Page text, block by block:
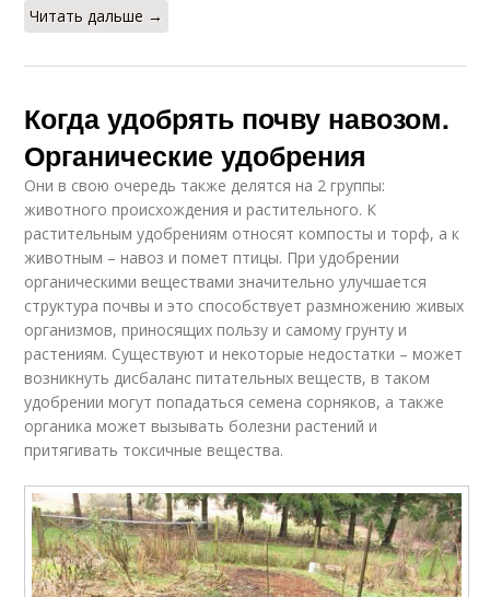
Читать дальше →
Когда удобрять почву навозом.
Органические удобрения
Они в свою очередь также делятся на 2 группы:
животного происхождения и растительного. К
растительным удобрениям относят компосты и торф, а к
животным – навоз и помет птицы. При удобрении
органическими веществами значительно улучшается
структура почвы и это способствует размножению живых
организмов, приносящих пользу и самому грунту и
растениям. Существуют и некоторые недостатки – может
возникнуть дисбаланс питательных веществ, в таком
удобрении могут попадаться семена сорняков, а также
органика может вызывать болезни растений и
притягивать токсичные вещества.